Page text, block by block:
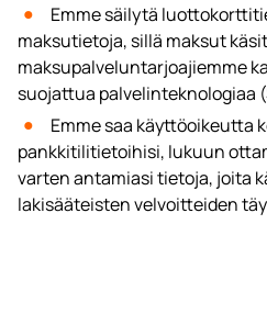
Emme säilytä
maksutietoja, sillä maksut
maksupalveluntarjoajiemme
suojattua palvelinteknologiaa
Emme saa käyttöoikeutta
pankkitilitietoihisi, lukuun
varten antamiasi tietoja, joita
lakisääteisten velvoitteiden